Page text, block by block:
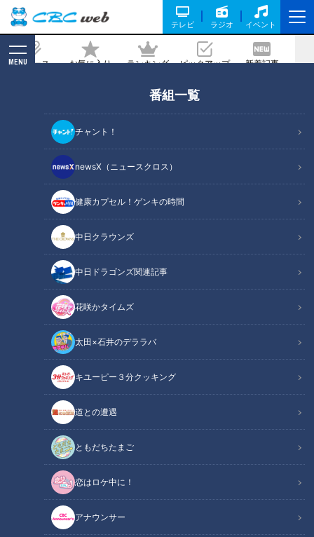
テレビ ラジオ イベント
ニュース お気に入り ランキング ピックアップ 新着記事
MENU
番組一覧
チャント！
newsX（ニュースクロス）
健康カプセル！ゲンキの時間
中日クラウンズ
中日ドラゴンズ関連記事
花咲かタイムズ
太田×石井のデララバ
キユーピー３分クッキング
道との遭遇
ともだちたまご
恋はロケ中に！
アナウンサー
年間視聴率1位、名古屋は２年連続１
位！
記事に戻る
CBC・TBS系「ゴゴスマ」、関東で初の年間視聴率1位、名古屋は２年連
この記事の画像